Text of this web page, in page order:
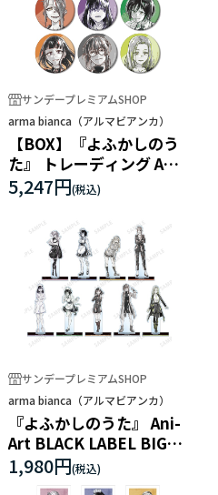
サンデープレミアムSHOP
arma bianca（アルマビアンカ）
【BOX】『よふかしのう
た』 トレーディング Ani-
Art BLACK LABEL マット
缶バッジ
5,247円
サンデープレミアムSHOP
arma bianca（アルマビアンカ）
『よふかしのうた』 Ani-
Art BLACK LABEL BIGア
クリルスタンド
1,980円